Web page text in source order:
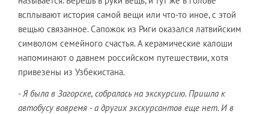
всплывают история самой вещи или что-то иное, с этой
вещью связанное. Сапожок из Риги оказался латвийским
символом семейного счастья. А керамические калоши
напоминают о давнем российском путешествии, хотя
привезены из Узбекистана.
- Я была в Загорске, собралась на экскурсию. Пришла к
автобусу вовремя - а других экскурсантов еще нет. И в